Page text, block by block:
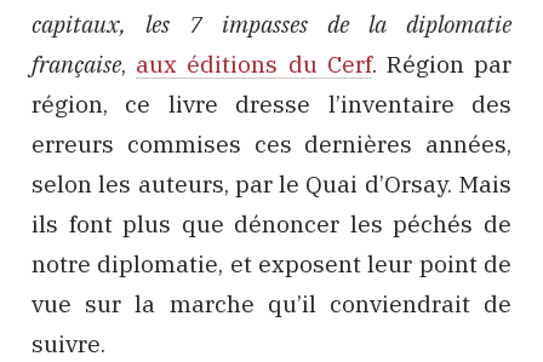
capitaux, les 7 impasses de la diplomatie
française, aux éditions du Cerf. Région par
région, ce livre dresse l’inventaire des
erreurs commises ces dernières années,
selon les auteurs, par le Quai d’Orsay. Mais
ils font plus que dénoncer les péchés de
notre diplomatie, et exposent leur point de
vue sur la marche qu’il conviendrait de
suivre.